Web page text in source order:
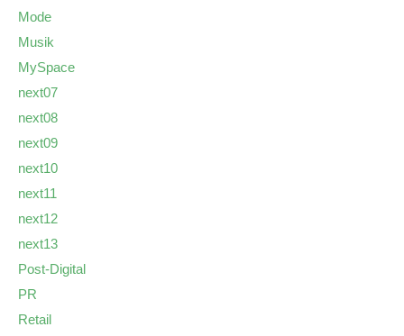
Mode
Musik
MySpace
next07
next08
next09
next10
next11
next12
next13
Post-Digital
PR
Retail